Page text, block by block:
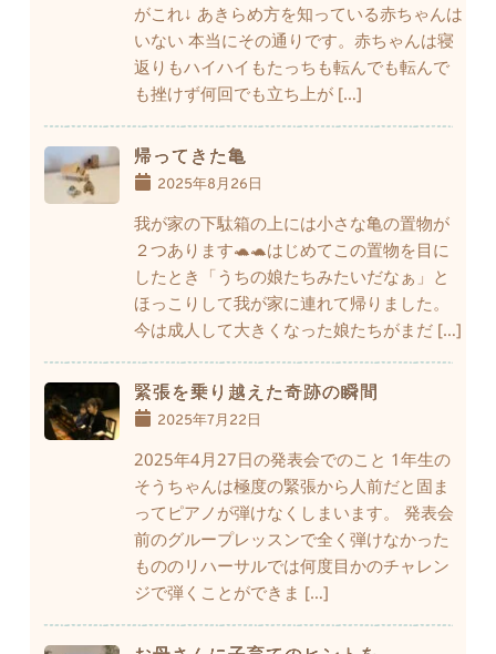
がこれ↓ あきらめ方を知っている赤ちゃんは
いない 本当にその通りです。赤ちゃんは寝
返りもハイハイもたっちも転んでも転んで
も挫けず何回でも立ち上が […]
帰ってきた亀
2025年8月26日
我が家の下駄箱の上には小さな亀の置物が
２つあります🐢🐢はじめてこの置物を目に
したとき「うちの娘たちみたいだなぁ」と
ほっこりして我が家に連れて帰りました。
今は成人して大きくなった娘たちがまだ […]
緊張を乗り越えた奇跡の瞬間
2025年7月22日
2025年4月27日の発表会でのこと 1年生の
そうちゃんは極度の緊張から人前だと固ま
ってピアノが弾けなくしまいます。 発表会
前のグループレッスンで全く弾けなかった
もののリハーサルでは何度目かのチャレン
ジで弾くことができま […]